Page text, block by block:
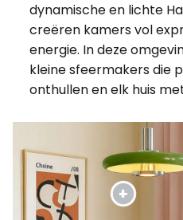
dynamische en lichte
creëren kamers vol
energie. In deze
kleine sfeermakers die
onthullen en elk huis